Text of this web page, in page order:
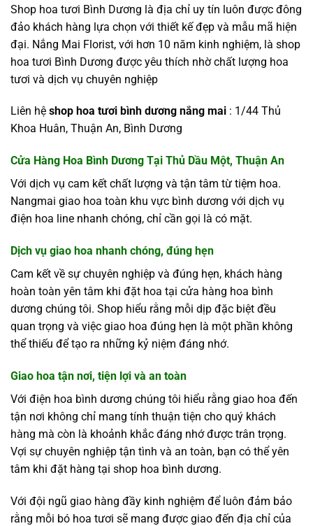
Shop hoa tươi Bình Dương là địa chỉ uy tín luôn được đông
đảo khách hàng lựa chọn với thiết kế đẹp và mẫu mã hiện
đại. Nắng Mai Florist, với hơn 10 năm kinh nghiệm, là shop
hoa tươi Bình Dương được yêu thích nhờ chất lượng hoa
tươi và dịch vụ chuyên nghiệp
Liên hệ shop hoa tươi bình dương nắng mai : 1/44 Thủ
Khoa Huân, Thuận An, Bình Dương
Cửa Hàng Hoa Bình Dương Tại Thủ Dầu Một, Thuận An
Với dịch vụ cam kết chất lượng và tận tâm từ tiệm hoa.
Nangmai giao hoa toàn khu vực bình dương với dịch vụ
điện hoa line nhanh chóng, chỉ cần gọi là có mặt.
Dịch vụ giao hoa nhanh chóng, đúng hẹn
Cam kết về sự chuyên nghiệp và đúng hẹn, khách hàng
hoàn toàn yên tâm khi đặt hoa tại cửa hàng hoa bình
dương chúng tôi. Shop hiểu rằng mỗi dịp đặc biệt đều
quan trọng và việc giao hoa đúng hẹn là một phần không
thể thiếu để tạo ra những kỷ niệm đáng nhớ.
Giao hoa tận nơi, tiện lợi và an toàn
Với điện hoa bình dương chúng tôi hiểu rằng giao hoa đến
tận nơi không chỉ mang tính thuận tiện cho quý khách
hàng mà còn là khoảnh khắc đáng nhớ được trân trọng.
Vợi sự chuyên nghiệp tận tình và an toàn, bạn có thể yên
tâm khi đặt hàng tại shop hoa bình dương.
Với đội ngũ giao hàng đầy kinh nghiệm để luôn đảm bảo
rằng mỗi bó hoa tươi sẽ mang được giao đến địa chỉ của